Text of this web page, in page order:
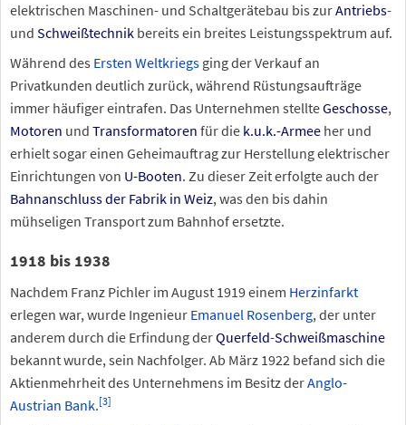
elektrischen Maschinen- und Schaltgerätebau bis zurAntriebs-
und Schweißtechnik bereits ein breites Leistungsspektrum auf.
Während des Ersten Weltkriegs ging der Verkauf an
Privatkunden deutlich zurück, während Rüstungsaufträge
immer häufiger eintrafen. Das Unternehmen stellteGeschosse,
Motoren und Transformatoren für die k.u.k.-Armee her und
erhielt sogar einen Geheimauftrag zur Herstellung elektrischer
Einrichtungen von U-Booten. Zu dieser Zeit erfolgte auch der
Bahnanschluss der Fabrik in Weiz, was den bis dahin
mühseligen Transport zum Bahnhof ersetzte.
1918 bis 1938
Nachdem Franz Pichler im August 1919 einem Herzinfarkt
erlegen war, wurde Ingenieur Emanuel Rosenberg, der unter
anderem durch die Erfindung derQuerfeld-Schweißmaschine
bekannt wurde, sein Nachfolger. Ab März 1922 befand sich die
Aktienmehrheit des Unternehmens im Besitz derAnglo-
Austrian Bank.[3]